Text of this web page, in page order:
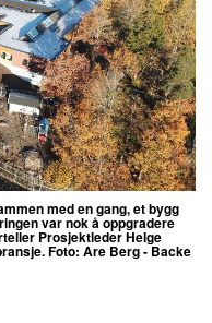
med en gang, et bygg
var nok å oppgradere
Prosjektleder Helge
Foto: Are Berg - Backe